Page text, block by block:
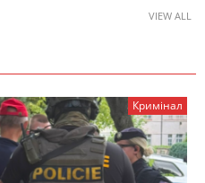
VIEW ALL
Кримінал